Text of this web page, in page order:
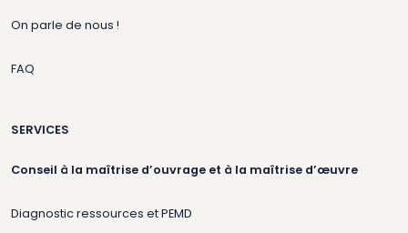
On parle de nous !
FAQ
SERVICES
Conseil à la maîtrise d’ouvrage et à la maîtrise d’œuvre
Diagnostic ressources et PEMD